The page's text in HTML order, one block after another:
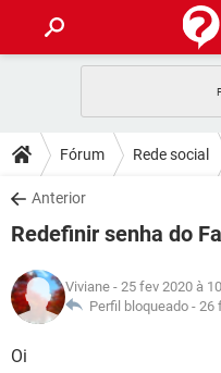
CELULAR
OUTLOOK
INSTAGRAM
GUIA DE COMPRAS
DICAS
JOGOS
INSTAGRAM
GUIA DE COMPRAS
DOWNLOADS
JOGOS
CELULAR
OUTLOOK
INSTAGRAM
JOGOS
CELULAR
OUTLOOK
GLOSSÁRIO
JOGOS
Fórum Rede social
Anterior
Redefinir senha do
Viviane - 25 fev 2020 à
Perfil bloqueado - 26
Oi